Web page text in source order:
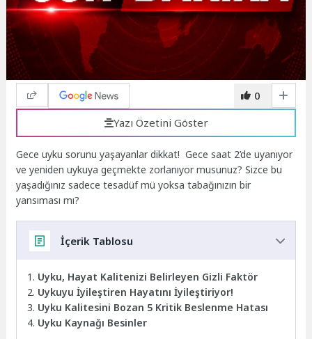
0
Yazı Özetini Göster
Gece uyku sorunu yaşayanlar dikkat! Gece saat 2’de uyanıyor
ve yeniden uykuya geçmekte zorlanıyor musunuz? Sizce bu
yaşadığınız sadece tesadüf mü yoksa tabağınızın bir
yansıması mı?
İçerik Tablosu
Uyku, Hayat Kalitenizi Belirleyen Gizli Faktör
Uykuyu İyileştiren Hayatını İyileştiriyor!
Uyku Kalitesini Bozan 5 Kritik Beslenme Hatası
Uyku Kaynağı Besinler